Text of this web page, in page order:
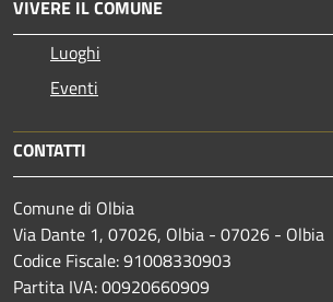
VIVERE IL COMUNE
Luoghi
Eventi
CONTATTI
Comune di Olbia
Via Dante 1, 07026, Olbia - 07026 - Olbia
Codice Fiscale: 91008330903
Partita IVA: 00920660909